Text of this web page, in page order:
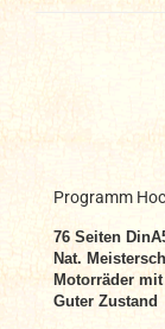
Programm
76 Seiten
Nat.
Motorräder
Guter Zustand